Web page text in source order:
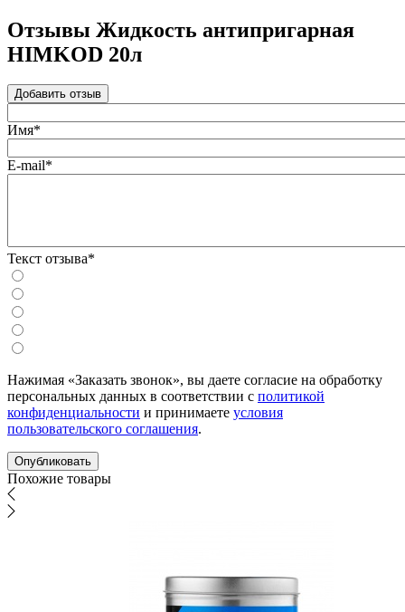
Отзывы Жидкость антипригарная
HIMKOD 20л
Добавить отзыв
Имя*
E-mail*
Текст отзыва*
Нажимая «Заказать звонок», вы даете согласие на обработку
персональных данных в соответствии с политикой
конфиденциальности и принимаете условия
пользовательского соглашения.
Похожие товары